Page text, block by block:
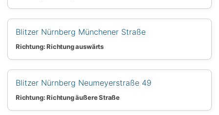
Blitzer Nürnberg Münchener Straße
Richtung: Richtung auswärts
Blitzer Nürnberg Neumeyerstraße 49
Richtung: Richtung äußere Straße